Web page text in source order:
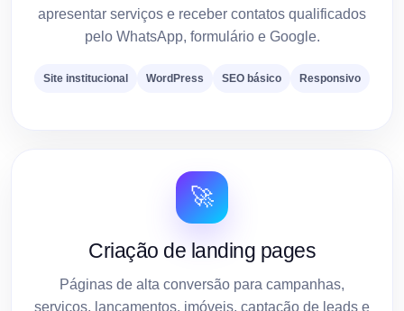
apresentar serviços e receber contatos qualificados
pelo WhatsApp, formulário e Google.
Site institucional WordPress SEO básico Responsivo
🚀
Criação de landing pages
Páginas de alta conversão para campanhas,
serviços, lançamentos, imóveis, captação de leads e